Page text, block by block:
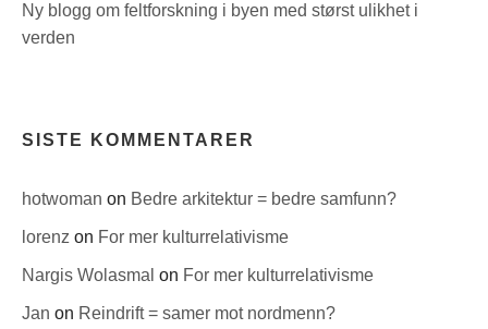
Ny blogg om feltforskning i byen med størst ulikhet i
verden
SISTE KOMMENTARER
hotwoman on Bedre arkitektur = bedre samfunn?
lorenz on For mer kulturrelativisme
Nargis Wolasmal on For mer kulturrelativisme
Jan on Reindrift = samer mot nordmenn?